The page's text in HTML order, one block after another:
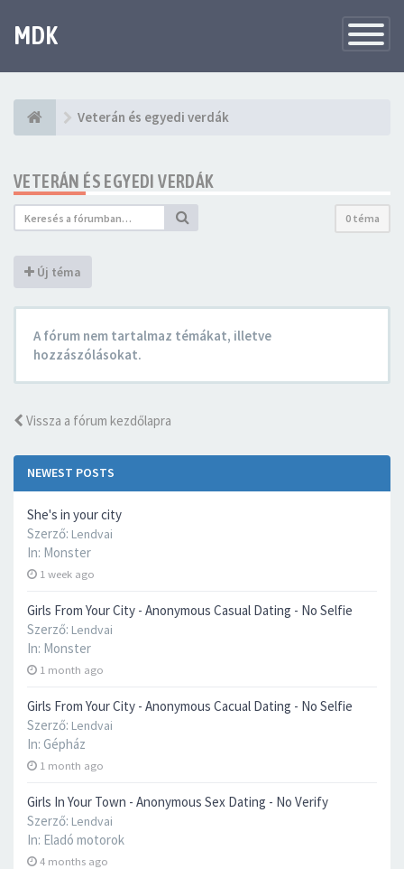
navigáció
MDK
Veterán és egyedi verdák
NEWEST POSTS
She's in your city
Szerző: Lendvai
In: Monster
1 week ago
Girls From Your City - Anonymous Casual Dating - No Selfie
Szerző: Lendvai
In: Monster
1 month ago
Girls From Your City - Anonymous Cacual Dating - No Selfie
Szerző: Lendvai
In: Gépház
1 month ago
Girls In Your Town - Anonymous Sex Dating - No Verify
Szerző: Lendvai
In: Eladó motorok
4 months ago
VETERÁN ÉS EGYEDI VERDÁK
0 téma
Új téma
A fórum nem tartalmaz témákat, illetve
hozzászólásokat.
Vissza a fórum kezdőlapra